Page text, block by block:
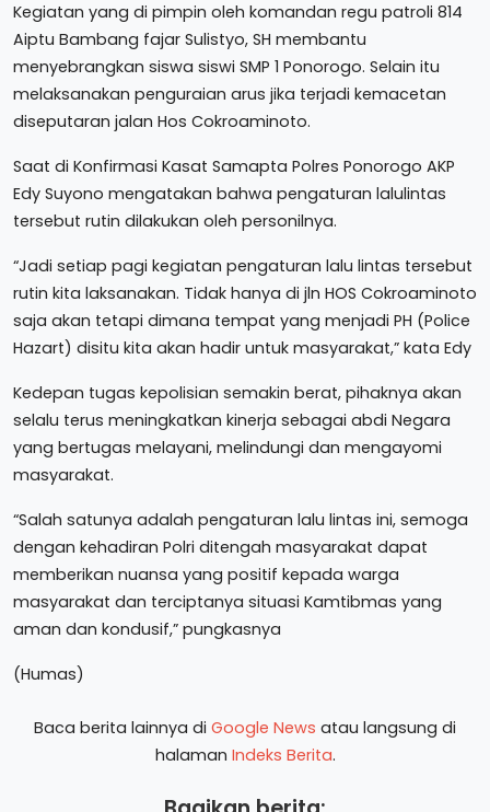
Kegiatan yang di pimpin oleh komandan regu patroli 814
Aiptu Bambang fajar Sulistyo, SH membantu
menyebrangkan siswa siswi SMP 1 Ponorogo. Selain itu
melaksanakan penguraian arus jika terjadi kemacetan
diseputaran jalan Hos Cokroaminoto.
Saat di Konfirmasi Kasat Samapta Polres Ponorogo AKP
Edy Suyono mengatakan bahwa pengaturan lalulintas
tersebut rutin dilakukan oleh personilnya.
“Jadi setiap pagi kegiatan pengaturan lalu lintas tersebut
rutin kita laksanakan. Tidak hanya di jln HOS Cokroaminoto
saja akan tetapi dimana tempat yang menjadi PH (Police
Hazart) disitu kita akan hadir untuk masyarakat,” kata Edy
Kedepan tugas kepolisian semakin berat, pihaknya akan
selalu terus meningkatkan kinerja sebagai abdi Negara
yang bertugas melayani, melindungi dan mengayomi
masyarakat.
“Salah satunya adalah pengaturan lalu lintas ini, semoga
dengan kehadiran Polri ditengah masyarakat dapat
memberikan nuansa yang positif kepada warga
masyarakat dan terciptanya situasi Kamtibmas yang
aman dan kondusif,” pungkasnya
(Humas)
Baca berita lainnya di Google News atau langsung di
halaman Indeks Berita.